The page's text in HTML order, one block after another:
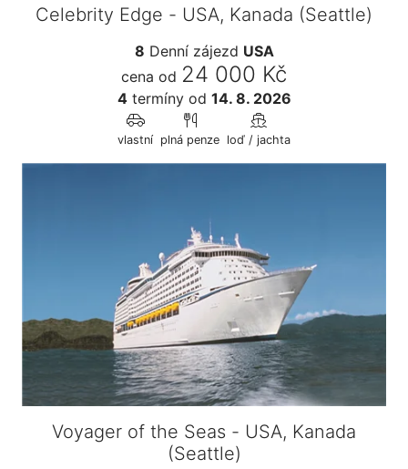
Celebrity Edge - USA, Kanada (Seattle)
8 Denní zájezd USA
cena od 24 000 Kč
4termínyod 14. 8. 2026
vlastní plná penze loď / jachta
Voyager of the Seas - USA, Kanada
(Seattle)